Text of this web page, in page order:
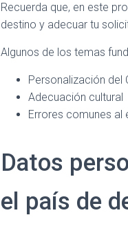
Recuerda que, en este
destino y adecuar tu
Algunos de los temas
Personalización del
Adecuación cultural
Errores comunes al
Datos
el país de